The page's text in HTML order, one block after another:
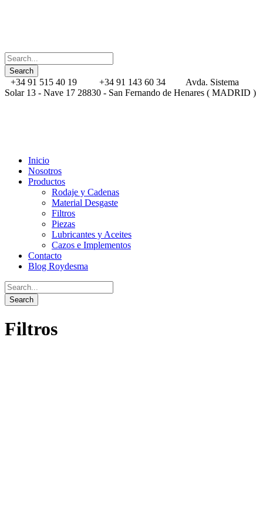
+34 91 515 40 19 +34 91 143 60 34
Avda. Sistema
Solar 13 - Nave 17 28830 - San Fernando de Henares ( MADRID )
Inicio
Nosotros
Productos
Rodaje y Cadenas
Material Desgaste
Filtros
Piezas
Lubricantes y Aceites
Cazos e Implementos
Contacto
Blog Roydesma
Filtros